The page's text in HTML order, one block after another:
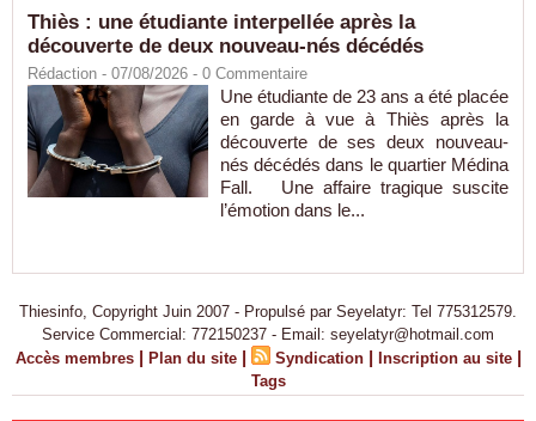
Thiès : une étudiante interpellée après la
découverte de deux nouveau-nés décédés
Rédaction - 07/08/2026 - 0 Commentaire
Une étudiante de 23 ans a été placée
en garde à vue à Thiès après la
découverte de ses deux nouveau-
nés décédés dans le quartier Médina
Fall. Une affaire tragique suscite
l’émotion dans le...
Thiesinfo, Copyright Juin 2007 - Propulsé par Seyelatyr: Tel 775312579.
Service Commercial: 772150237 - Email: seyelatyr@hotmail.com
Accès membres | Plan du site | Syndication | Inscription au site |
Tags